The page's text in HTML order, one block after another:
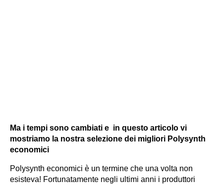
Ma i tempi sono cambiati e in questo articolo vi
mostriamo la nostra selezione dei migliori Polysynth
economici
Polysynth economici è un termine che una volta non
esisteva! Fortunatamente negli ultimi anni i produttori